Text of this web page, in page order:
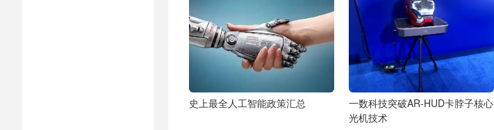
史上最全人工智能政策汇总
一数科技突破AR-HUD卡脖子核心
光机技术